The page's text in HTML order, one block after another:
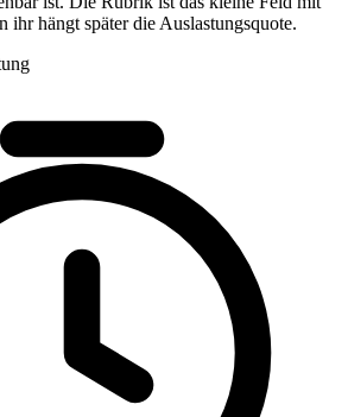
ihr hängt später die Auslastungsquote.